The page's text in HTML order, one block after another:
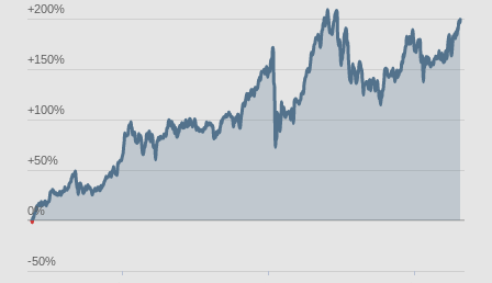
-50%
0%
+50%
+100%
+150%
+200%